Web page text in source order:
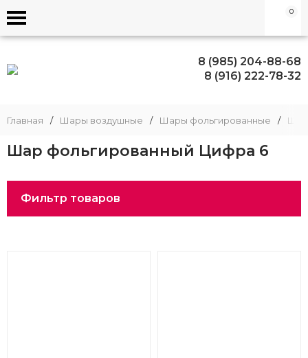
0
8 (985) 204-88-68
8 (916) 222-78-32
Главная / Шары воздушные / Шары фольгированные / Шар
Шар фольгированный Цифра 6
Фильтр товаров